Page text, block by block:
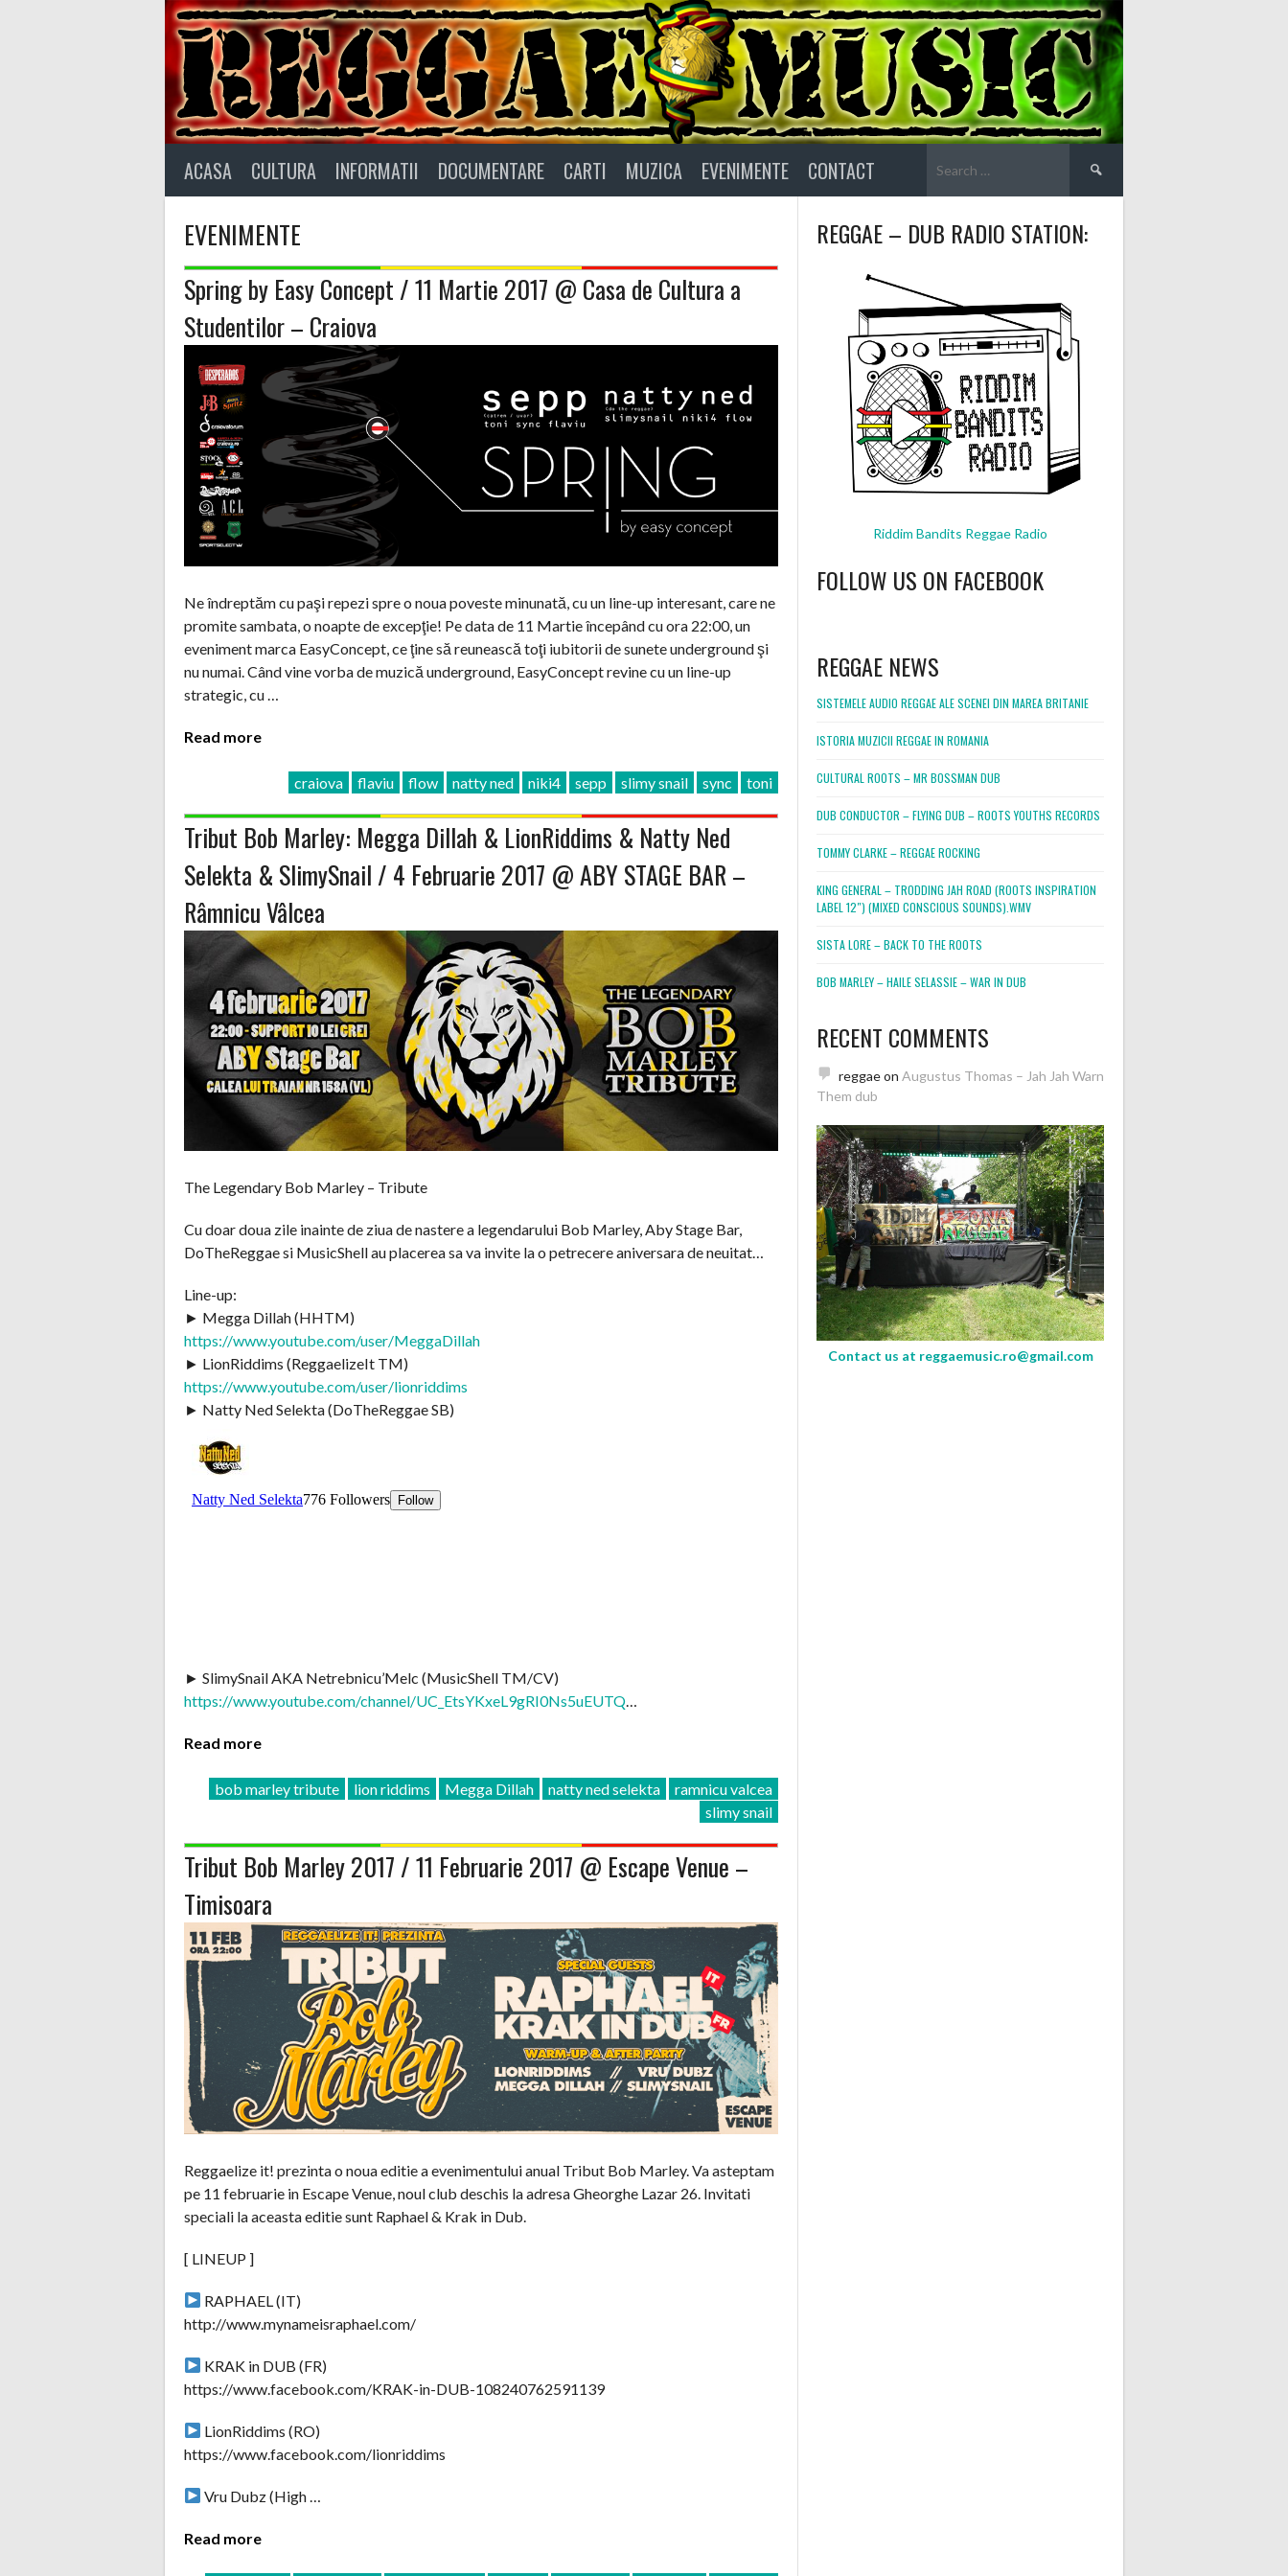
ACASA CULTURA INFORMATII DOCUMENTARE CARTI MUZICA EVENIMENTE CONTACT
for:
EVENIMENTE
Spring by Easy Concept / 11 Martie 2017 @ Casa de Cultura a
Studentilor – Craiova
Ne îndreptăm cu paşi repezi spre o noua poveste minunată, cu un line-up interesant, care ne
promite sambata, o noapte de excepţie! Pe data de 11 Martie începând cu ora 22:00, un
eveniment marca EasyConcept, ce ţine să reunească toţi iubitorii de sunete underground şi
nu numai. Când vine vorba de muzică underground, EasyConcept revine cu un line-up
strategic, cu …
Read more
craiova flaviu flow natty ned niki4 sepp slimy snail sync toni
Tribut Bob Marley: Megga Dillah & LionRiddims & Natty Ned
Selekta & SlimySnail / 4 Februarie 2017 @ ABY STAGE BAR –
Râmnicu Vâlcea
The Legendary Bob Marley – Tribute
Cu doar doua zile inainte de ziua de nastere a legendarului Bob Marley, Aby Stage Bar,
DoTheReggae si MusicShell au placerea sa va invite la o petrecere aniversara de neuitat…
Line-up:
► Megga Dillah (HHTM)
https://www.youtube.com/user/MeggaDillah
► LionRiddims (ReggaelizeIt TM)
https://www.youtube.com/user/lionriddims
► Natty Ned Selekta (DoTheReggae SB)
► SlimySnail AKA Netrebnicu’Melc (MusicShell TM/CV)
https://www.youtube.com/channel/UC_EtsYKxeL9gRI0Ns5uEUTQ…
Read more
bob marley tribute lion riddims Megga Dillah natty ned selekta
ramnicu valcea
slimy snail
Tribut Bob Marley 2017 / 11 Februarie 2017 @ Escape Venue –
Timisoara
Reggaelize it! prezinta o noua editie a evenimentului anual Tribut Bob Marley. Va asteptam
pe 11 februarie in Escape Venue, noul club deschis la adresa Gheorghe Lazar 26. Invitati
speciali la aceasta editie sunt Raphael & Krak in Dub.
[ LINEUP ]
RAPHAEL (IT)
http://www.mynameisraphael.com/
KRAK in DUB (FR)
https://www.facebook.com/KRAK-in-DUB-108240762591139
LionRiddims (RO)
https://www.facebook.com/lionriddims
Vru Dubz (High …
Read more
REGGAE – DUB RADIO STATION:
Riddim Bandits Reggae Radio
FOLLOW US ON FACEBOOK
REGGAE NEWS
SISTEMELE AUDIO REGGAE ALE SCENEI DIN MAREA BRITANIE
ISTORIA MUZICII REGGAE IN ROMANIA
CULTURAL ROOTS – MR BOSSMAN DUB
DUB CONDUCTOR – FLYING DUB – ROOTS YOUTHS RECORDS
TOMMY CLARKE – REGGAE ROCKING
KING GENERAL – TRODDING JAH ROAD (ROOTS INSPIRATION
LABEL 12″) (MIXED CONSCIOUS SOUNDS).WMV
SISTA LORE – BACK TO THE ROOTS
BOB MARLEY – HAILE SELASSIE – WAR IN DUB
RECENT COMMENTS
reggaeon Augustus Thomas – Jah Jah Warn
Them dub
Contact us at reggaemusic.ro@gmail.com